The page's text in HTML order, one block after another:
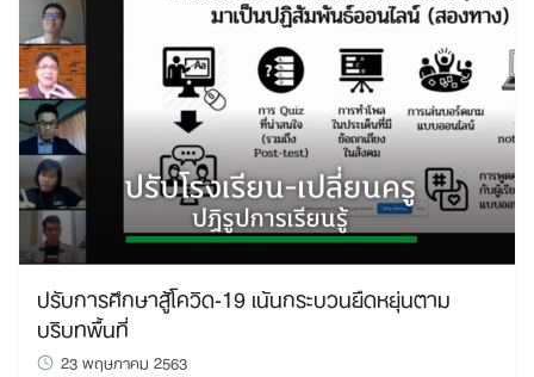
ปรับการศึกษาสู้โควิด-19 เน้นกระบวนยืดหยุ่นตาม
บริบทพื้นที่
23 พฤษภาคม 2563